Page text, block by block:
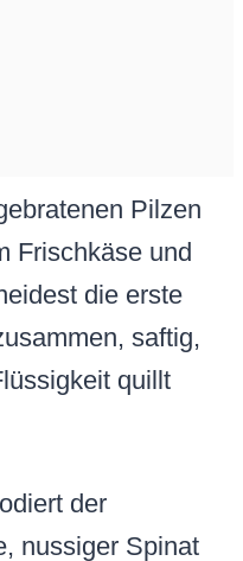
Pilzen
Frischkäse und
die erste
saftig,
quillt
der
nussiger Spinat